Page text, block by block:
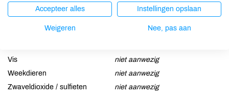
Schaaldieren
niet aanwezig
Selderij
niet aanwezig
niet aanwezig
Vis
niet aanwezig
Weekdieren
niet aanwezig
Zwaveldioxide / sulfieten
niet aanwezig
Accepteer alles Instellingen opslaan
Weigeren Nee, pas aan